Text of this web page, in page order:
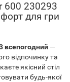
600 230293
для гри
всепогодний —
відпочинку та
якісний стіл
будь-якої